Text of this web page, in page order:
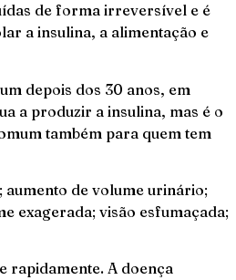
de forma irreversível e é
a insulina, a alimentação e
depois dos 30 anos, em
a produzir a insulina, mas é o
também para quem tem
aumento de volume urinário;
exagerada; visão esfumaçada;
rapidamente. A doença